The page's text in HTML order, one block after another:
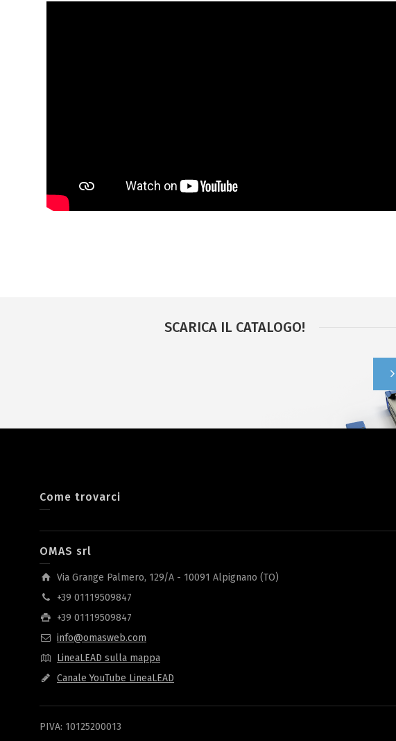
SCARICA IL CATALOGO!
Come trovarci
OMAS srl
Via Grange Palmero, 129/A - 10091 Alpignano (TO)
+39 01119509847
+39 01119509847
info@omasweb.com
LineaLEAD sulla mappa
Canale YouTube LineaLEAD
PIVA: 10125200013